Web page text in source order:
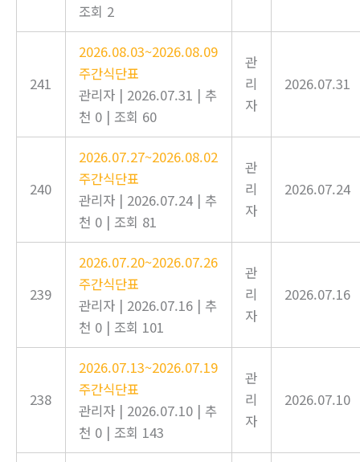
조회 2
241
2026.08.03~2026.08.09
주간식단표
관리자 | 2026.07.31 | 추
천 0 | 조회 60
관
리
자
2026.07.31
240
2026.07.27~2026.08.02
주간식단표
관리자 | 2026.07.24 | 추
천 0 | 조회 81
관
리
자
2026.07.24
239
2026.07.20~2026.07.26
주간식단표
관리자 | 2026.07.16 | 추
천 0 | 조회 101
관
리
자
2026.07.16
238
2026.07.13~2026.07.19
주간식단표
관리자 | 2026.07.10 | 추
천 0 | 조회 143
관
리
자
2026.07.10